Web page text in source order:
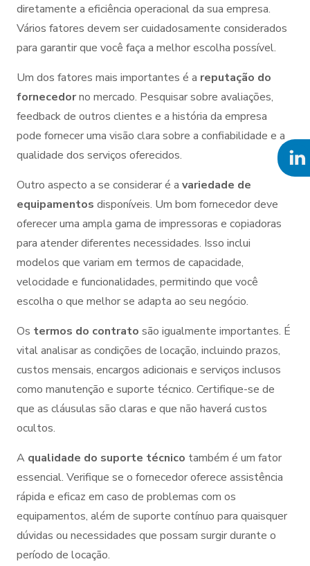
diretamente a eficiência operacional da sua empresa.
Vários fatores devem ser cuidadosamente considerados
para garantir que você faça a melhor escolha possível.
Um dos fatores mais importantes é a reputação do
fornecedorno mercado. Pesquisar sobre avaliações,
feedback de outros clientes e a história da empresa
pode fornecer uma visão clara sobre a confiabilidade e a
qualidade dos serviços oferecidos.
Outro aspecto a se considerar é a variedade de
equipamentos disponíveis. Um bom fornecedor deve
oferecer uma ampla gama de impressoras e copiadoras
para atender diferentes necessidades. Isso inclui
modelos que variam em termos de capacidade,
velocidade e funcionalidades, permitindo que você
escolha o que melhor se adapta ao seu negócio.
Os termos do contrato são igualmente importantes. É
vital analisar as condições de locação, incluindo prazos,
custos mensais, encargos adicionais e serviços inclusos
como manutenção e suporte técnico. Certifique-se de
que as cláusulas são claras e que não haverá custos
ocultos.
A qualidade do suporte técnico também é um fator
essencial. Verifique se o fornecedor oferece assistência
rápida e eficaz em caso de problemas com os
equipamentos, além de suporte contínuo para quaisquer
dúvidas ou necessidades que possam surgir durante o
período de locação.